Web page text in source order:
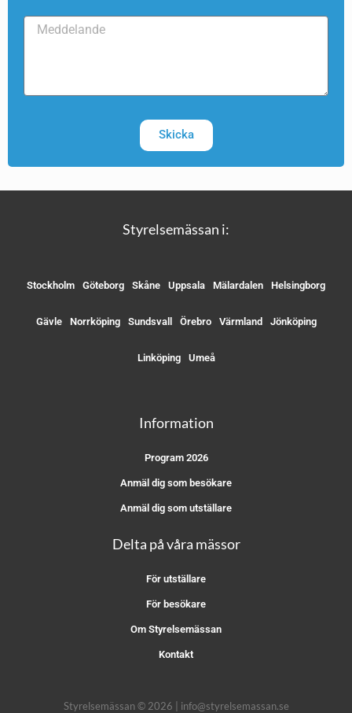
Skicka
Styrelsemässan i:
Stockholm Göteborg Skåne Uppsala Mälardalen Helsingborg
Gävle Norrköping Sundsvall Örebro Värmland Jönköping
Linköping Umeå
Information
Program 2026
Anmäl dig som besökare
Anmäl dig som utställare
Delta på våra mässor
För utställare
För besökare
Om Styrelsemässan
Kontakt
Styrelsemässan © 2026 | info@styrelsemassan.se